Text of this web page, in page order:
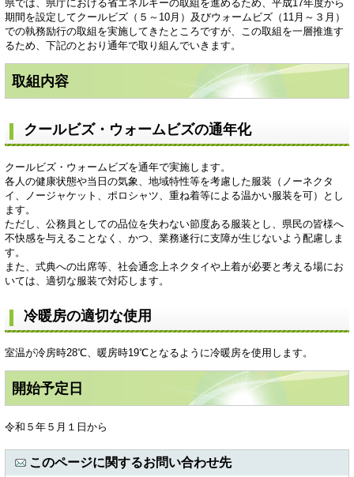
県では、県庁における省エネルギーの取組を進めるため、平成17年度から
期間を設定してクールビズ（５～10月）及びウォームビズ（11月～３月）
での執務励行の取組を実施してきたところですが、この取組を一層推進す
るため、下記のとおり通年で取り組んでいきます。
取組内容
クールビズ・ウォームビズの通年化
クールビズ・ウォームビズを通年で実施します。
各人の健康状態や当日の気象、地域特性等を考慮した服装（ノーネクタ
イ、ノージャケット、ポロシャツ、重ね着等による温かい服装を可）とし
ます。
ただし、公務員としての品位を失わない節度ある服装とし、県民の皆様へ
不快感を与えることなく、かつ、業務遂行に支障が生じないよう配慮しま
す。
また、式典への出席等、社会通念上ネクタイや上着が必要と考える場にお
いては、適切な服装で対応します。
冷暖房の適切な使用
室温が冷房時28℃、暖房時19℃となるように冷暖房を使用します。​
開始予定日
令和５年５月１日から
このページに関するお問い合わせ先